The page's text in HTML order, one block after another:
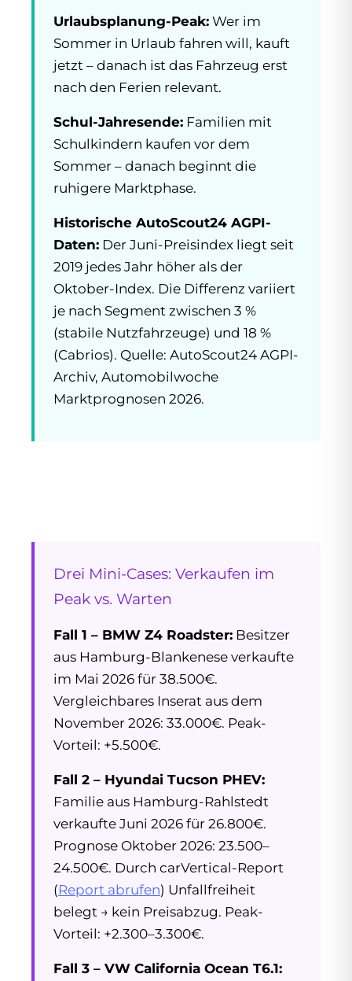
Urlaubsplanung-Peak: Wer im
Sommer in Urlaub fahren will, kauft
jetzt – danach ist das Fahrzeug erst
nach den Ferien relevant.
Schul-Jahresende: Familien mit
Schulkindern kaufen vor dem
Sommer – danach beginnt die
ruhigere Marktphase.
Historische AutoScout24 AGPI-
Daten: Der Juni-Preisindex liegt seit
2019 jedes Jahr höher als der
Oktober-Index. Die Differenz variiert
je nach Segment zwischen 3 %
(stabile Nutzfahrzeuge) und 18 %
(Cabrios). Quelle: AutoScout24 AGPI-
Archiv, Automobilwoche
Marktprognosen 2026.
Drei Mini-Cases: Verkaufen im
Peak vs. Warten
Fall 1 – BMW Z4 Roadster: Besitzer
aus Hamburg-Blankenese verkaufte
im Mai 2026 für 38.500€.
Vergleichbares Inserat aus dem
November 2026: 33.000€. Peak-
Vorteil: +5.500€.
Fall 2 – Hyundai Tucson PHEV:
Familie aus Hamburg-Rahlstedt
verkaufte Juni 2026 für 26.800€.
Prognose Oktober 2026: 23.500–
24.500€. Durch carVertical-Report
(Report abrufen) Unfallfreiheit
belegt → kein Preisabzug. Peak-
Vorteil: +2.300–3.300€.
Fall 3 – VW California Ocean T6.1: